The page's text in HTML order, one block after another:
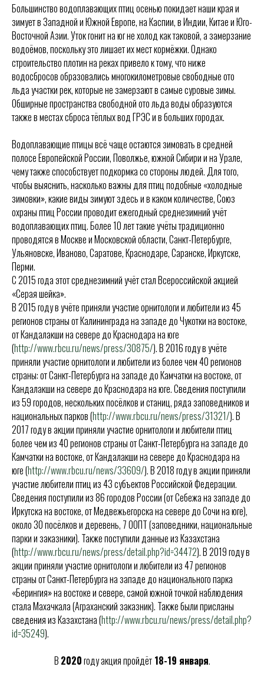
Большинство водоплавающих птиц осенью покидает наши края и
зимует в Западной и Южной Европе, на Каспии, в Индии, Китае и Юго-
Восточной Азии. Уток гонит на юг не холод как таковой, а замерзание
водоёмов, поскольку это лишает их мест кормёжки. Однако
строительство плотин на реках привело к тому, что ниже
водосбросов образовались многокилометровые свободные ото
льда участки рек, которые не замерзают в самые суровые зимы.
Обширные пространства свободной ото льда воды образуются
также в местах сброса тёплых вод ГРЭС и в больших городах.
Водоплавающие птицы всё чаще остаются зимовать в cредней
полосе Европейской России, Поволжье, южной Сибири и на Урале,
чему также способствует подкормка со стороны людей. Для того,
чтобы выяснить, насколько важны для птиц подобные «холодные
зимовки», какие виды зимуют здесь и в каком количестве, Союз
охраны птиц России проводит ежегодный среднезимний учёт
водоплавающих птиц. Более 10 лет такие учёты традиционно
проводятся в Москве и Московской области, Санкт-Петербурге,
Ульяновске, Иваново, Саратове, Краснодаре, Саранске, Иркутске,
Перми.
С 2015 года этот среднезимний учёт стал Всероссийской акцией
«Серая шейка».
В 2015 году в учёте приняли участие орнитологи и любители из 45
регионов страны от Калининграда на западе до Чукотки на востоке,
от Кандалакши на севере до Краснодара на юге
(http://www.rbcu.ru/news/press/30875/). В 2016 году в учёте
приняли участие орнитологи и любители из более чем 40 регионов
страны: от Санкт-Петербурга на западе до Камчатки на востоке, от
Кандалакши на севере до Краснодара на юге. Сведения поступили
из 59 городов, нескольких посёлков и станиц, ряда заповедников и
национальных парков (http://www.rbcu.ru/news/press/31321/). В
2017 году в акции приняли участие орнитологи и любители птиц
более чем из 40 регионов страны от Санкт-Петербурга на западе до
Камчатки на востоке, от Кандалакши на севере до Краснодара на
юге (http://www.rbcu.ru/news/33609/). В 2018 году в акции приняли
участие любители птиц из 43 субъектов Российской Федерации.
Сведения поступили из 86 городов России (от Себежа на западе до
Иркутска на востоке, от Медвежьегорска на севере до Сочи на юге),
около 30 посёлков и деревень, 7 ООПТ (заповедники, национальные
парки и заказники). Также поступили данные из Казахстана
(http://www.rbcu.ru/news/press/detail.php?id=34472). В 2019 году в
акции приняли участие орнитологи и любители из 47 регионов
страны от Санкт-Петербурга на западе до национального парка
«Берингия» на востоке и севере, самой южной точкой наблюдения
стала Махачкала (Аграханский заказник). Также были присланы
сведения из Казахстана (http://www.rbcu.ru/news/press/detail.php?
id=35249).
В 2020году акция пройдёт18-19 января.